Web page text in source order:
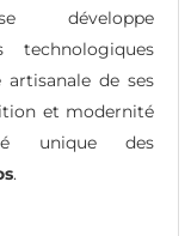
développe
technologiques
artisanale de ses
et modernité
unique des
.